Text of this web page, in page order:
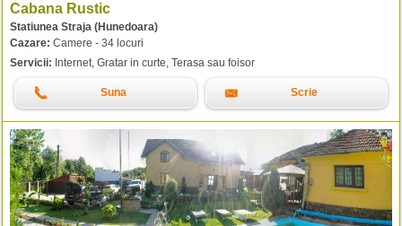
Cabana Rustic
Statiunea Straja (Hunedoara)
Cazare: Camere - 34 locuri
Servicii: Internet, Gratar in curte, Terasa sau foisor
Suna Scrie